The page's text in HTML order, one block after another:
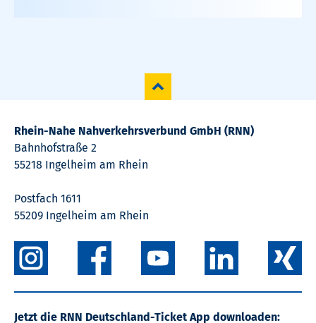
Rhein-Nahe Nahverkehrsverbund GmbH (RNN)
Bahnhofstraße 2
55218 Ingelheim am Rhein
Postfach 1611
55209 Ingelheim am Rhein
Jetzt die RNN Deutschland-Ticket App downloaden: